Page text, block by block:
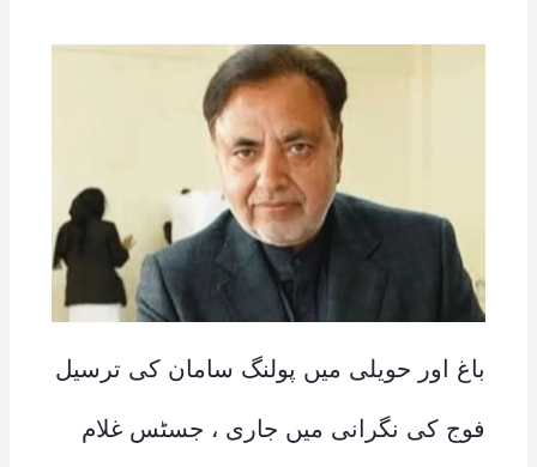
باغ اور حویلی میں پولنگ سامان کی ترسیل
فوج کی نگرانی میں جاری ، جسٹس غلام